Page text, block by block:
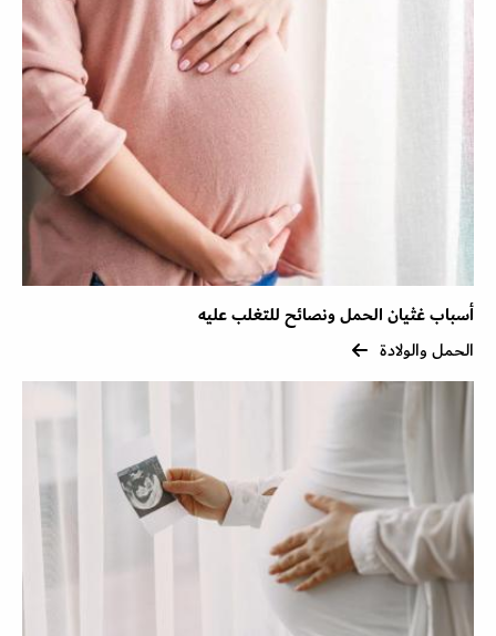
أسباب غثيان الحمل ونصائح للتغلب عليه
الحمل والولادة